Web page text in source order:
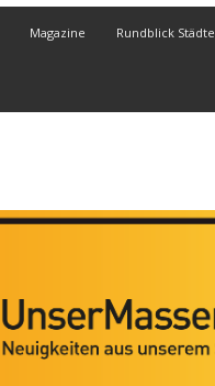
Magazine Rundblick Städte